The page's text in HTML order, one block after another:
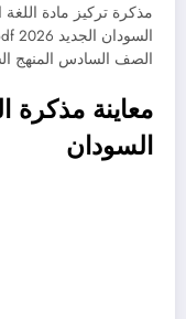
مذكرة تركيز مادة
الصف السادس المنهج
معاينة مذكرة
السودان